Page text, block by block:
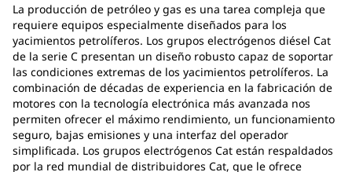
La producción de petróleo y gas es una tarea compleja que
requiere equipos especialmente diseñados para los
yacimientos petrolíferos. Los grupos electrógenos diésel Cat
de la serie C presentan un diseño robusto capaz de soportar
las condiciones extremas de los yacimientos petrolíferos. La
combinación de décadas de experiencia en la fabricación de
motores con la tecnología electrónica más avanzada nos
permiten ofrecer el máximo rendimiento, un funcionamiento
seguro, bajas emisiones y una interfaz del operador
simplificada. Los grupos electrógenos Cat están respaldados
por la red mundial de distribuidores Cat, que le ofrece